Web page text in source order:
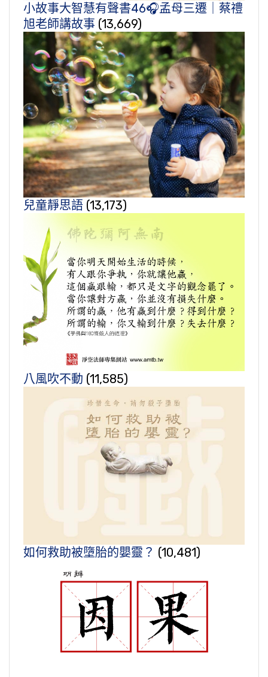
小故事大智慧有聲書46🎧孟母三遷｜蔡禮
旭老師講故事 (13,669)
兒童靜思語 (13,173)
八風吹不動 (11,585)
如何救助被墮胎的嬰靈？ (10,481)